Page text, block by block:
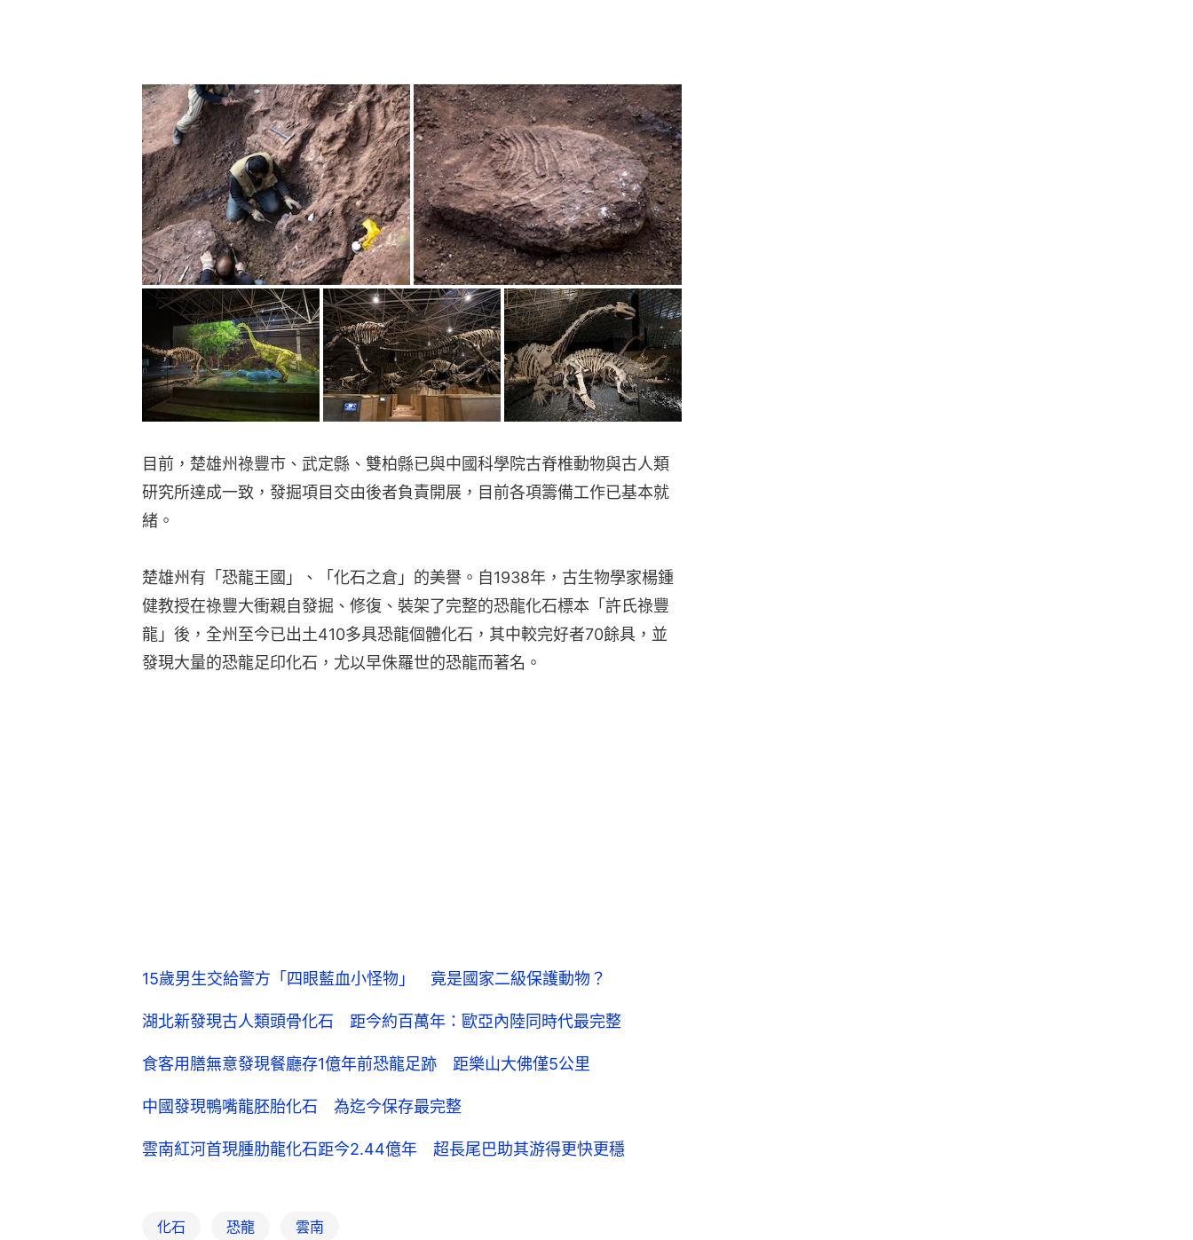
目前，楚雄州祿豐市、武定縣、雙柏縣已與中國科學院古脊椎動物與古人類
研究所達成一致，發掘項目交由後者負責開展，目前各項籌備工作已基本就
緒。
楚雄州有「恐龍王國」、「化石之倉」的美譽。自1938年，古生物學家楊鍾
健教授在祿豐大衝親自發掘、修復、裝架了完整的恐龍化石標本「許氏祿豐
龍」後，全州至今已出土410多具恐龍個體化石，其中較完好者70餘具，並
發現大量的恐龍足印化石，尤以早侏羅世的恐龍而著名。
15歲男生交給警方「四眼藍血小怪物」 竟是國家二級保護動物？
湖北新發現古人類頭骨化石 距今約百萬年：歐亞內陸同時代最完整
食客用膳無意發現餐廳存1億年前恐龍足跡 距樂山大佛僅5公里
中國發現鴨嘴龍胚胎化石 為迄今保存最完整
雲南紅河首現腫肋龍化石距今2.44億年 超長尾巴助其游得更快更穩
化石 恐龍 雲南